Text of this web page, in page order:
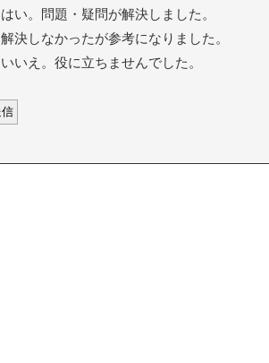
はい。問題・疑問が解決しました。
解決しなかったが参考になりました。
いいえ。役に立ちませんでした。